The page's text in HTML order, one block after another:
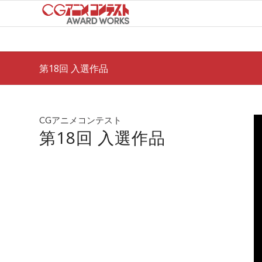
第18回 入選作品
CGアニメコンテスト
第18回 入選作品